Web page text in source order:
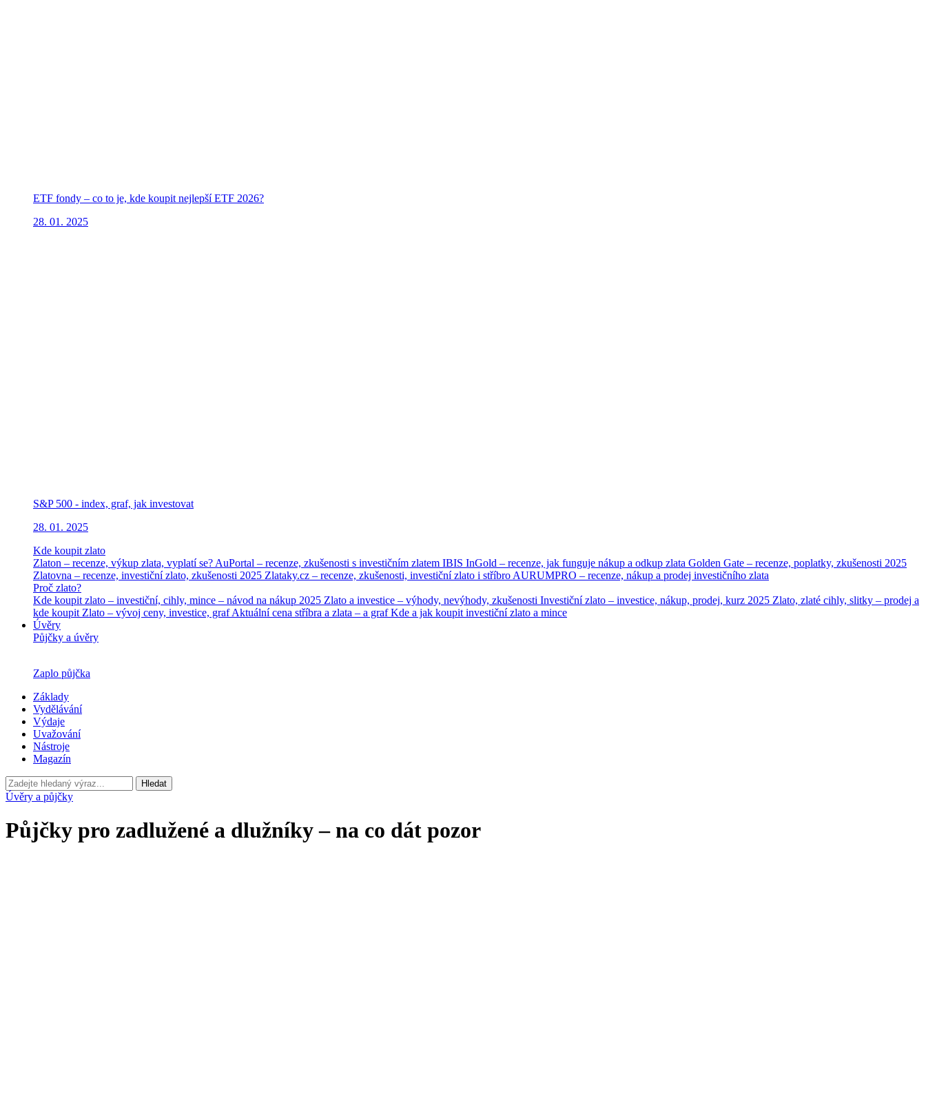
ETF fondy – co to je, kde koupit nejlepší ETF 2026?
28. 01. 2025
S&P 500 - index, graf, jak investovat
28. 01. 2025
Kde koupit zlato
Zlaton – recenze, výkup zlata, vyplatí se? AuPortal – recenze, zkušenosti s investičním zlatem IBIS InGold – recenze, jak funguje nákup a odkup zlata Golden Gate – recenze, poplatky, zkušenosti 2025
Zlatovna – recenze, investiční zlato, zkušenosti 2025 Zlataky.cz – recenze, zkušenosti, investiční zlato i stříbro AURUMPRO – recenze, nákup a prodej investičního zlata
Proč zlato?
Kde koupit zlato – investiční, cihly, mince – návod na nákup 2025 Zlato a investice – výhody, nevýhody, zkušenosti Investiční zlato – investice, nákup, prodej, kurz 2025 Zlato, zlaté cihly, slitky – prodej a
kde koupit Zlato – vývoj ceny, investice, grafAktuální cena stříbra a zlata – a grafKde a jak koupit investiční zlato a mince
Úvěry
Půjčky a úvěry
Zaplo půjčka
Základy
Vydělávání
Výdaje
Uvažování
Nástroje
Magazín
Hledat
Úvěry a půjčky
Půjčky pro zadlužené a dlužníky – na co dát pozor